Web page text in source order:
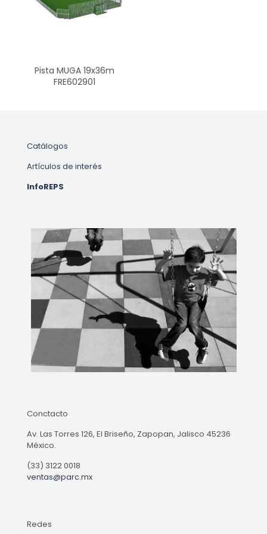
Pista MUGA 19x36m
FRE602901
Catálogos
Artículos de interés
InfoREPS
Conctacto
Av. Las Torres 126, El Briseño, Zapopan, Jalisco 45236
México.
(33) 3122 0018
ventas@parc.mx
Redes